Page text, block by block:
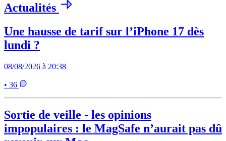
Actualités
Une hausse de tarif sur l’iPhone 17 dès
lundi ?
08/08/2026 à 20:38
• 36
Sortie de veille - les opinions
impopulaires : le MagSafe n’aurait pas dû